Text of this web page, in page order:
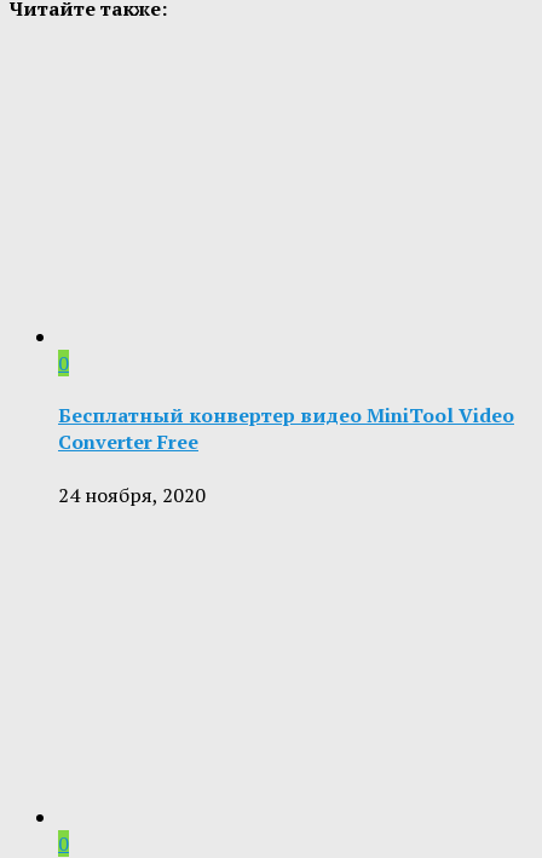
Читайте также:
0
Бесплатный конвертер видео MiniTool Video
Converter Free
24 ноября, 2020
0